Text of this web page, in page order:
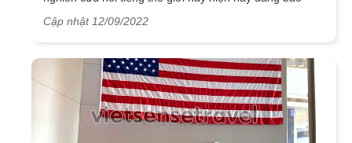
gồm 17 bảo tàng, phòng trưng bày và một sở thú vô
nhau đang được sưu tầm. Trong đó những bảo tàng nổi
bật nhất của Viện Smithsonian Washington mà
Vietsense travel dưới đây sẽ là địa điểm thích hợp để du
khách có thể khám phá trong chuyếndu lịchtại thủ đô
nước Mỹ của mình nhé!
Cập nhật 12/09/2022